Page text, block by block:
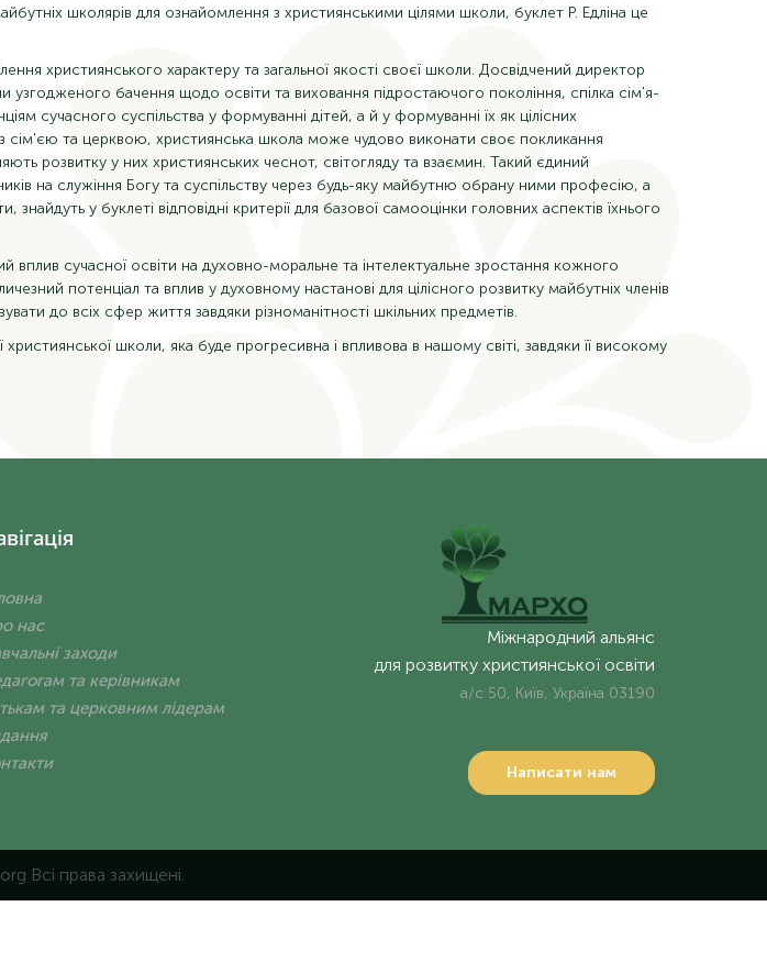
школярів для ознайомлення з християнськими цілями школи, буклет Р. Едліна це
християнського характеру та загальної якості своєї школи. Досвідчений директор
бачення щодо освіти та виховання підростаючого покоління, спілка сім'я-
сучасного суспільства у формуванні дітей, а й у формуванні їх як цілісних
та церквою, християнська школа може чудово виконати своє покликання
розвитку у них християнських чеснот, світогляду та взаємин. Такий єдиний
на служіння Богу та суспільству через будь-яку майбутню обрану ними професію, а
у буклеті відповідні критерії для базової самооцінки головних аспектів їхнього
сучасної освіти на духовно-моральне та інтелектуальне зростання кожного
потенціал та вплив у духовному настанові для цілісного розвитку майбутніх членів
до всіх сфер життя завдяки різноманітності шкільних предметів.
школи, яка буде прогресивна і впливова в нашому світі, завдяки її високому
нас
заходи
та керівникам
та церковним лідерам
Міжнародний альянс
для розвитку християнської освіти
а/с 50, Київ, Україна 03190
Написати нам
Всі права захищені.